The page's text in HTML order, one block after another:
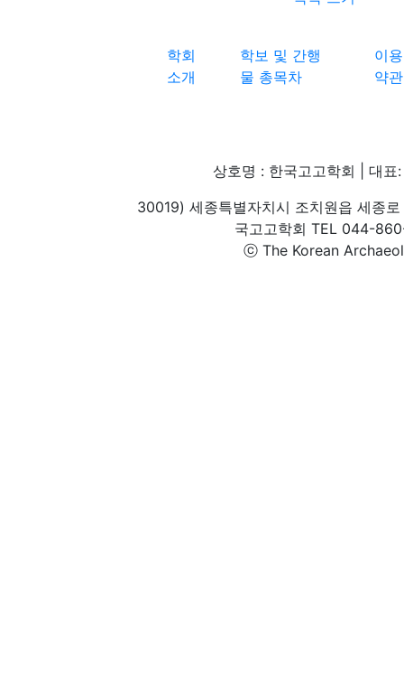
학회
소개
학보 및 간행
물 총목차
이용
약관
상호명 : 한국고고학회 | 대
30019) 세종특별자치시 조치원읍 세종
국고고학회 TEL 044-
ⓒ The Korean